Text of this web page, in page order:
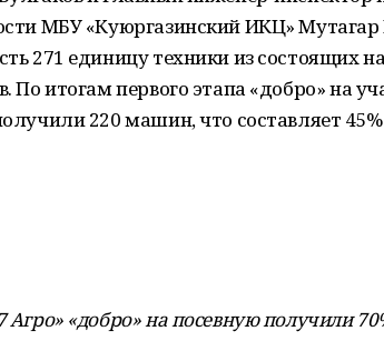
МБУ «Куюргазинский ИКЦ»
271 единицу техники из состоящих
По итогам первого этапа «добро» на
220 машин, что составляет
«добро» на посевную получили